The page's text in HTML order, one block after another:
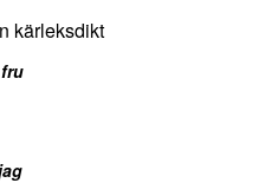
kärleksdikt